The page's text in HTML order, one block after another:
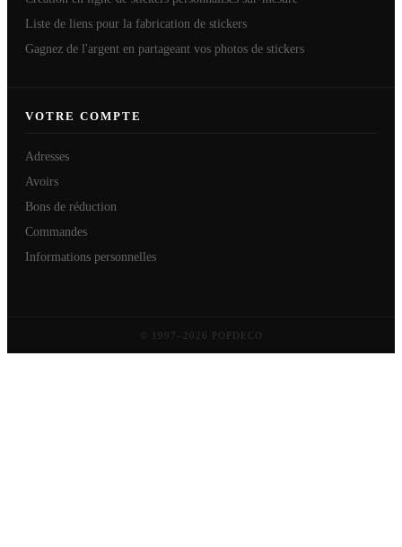
Liste de liens pour la fabrication de stickers
Gagnez de l'argent en partageant vos photos de stickers
VOTRE COMPTE
Adresses
Avoirs
Bons de réduction
Commandes
Informations personnelles
© 1997–2026 POPDECO